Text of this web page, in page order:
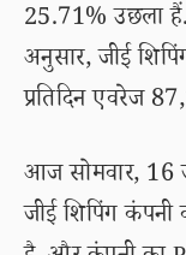
25.71% उछला
अनुसार, जीई
प्रतिदिन एवरेज
आज सोमवार, 16
जीई शिपिंग